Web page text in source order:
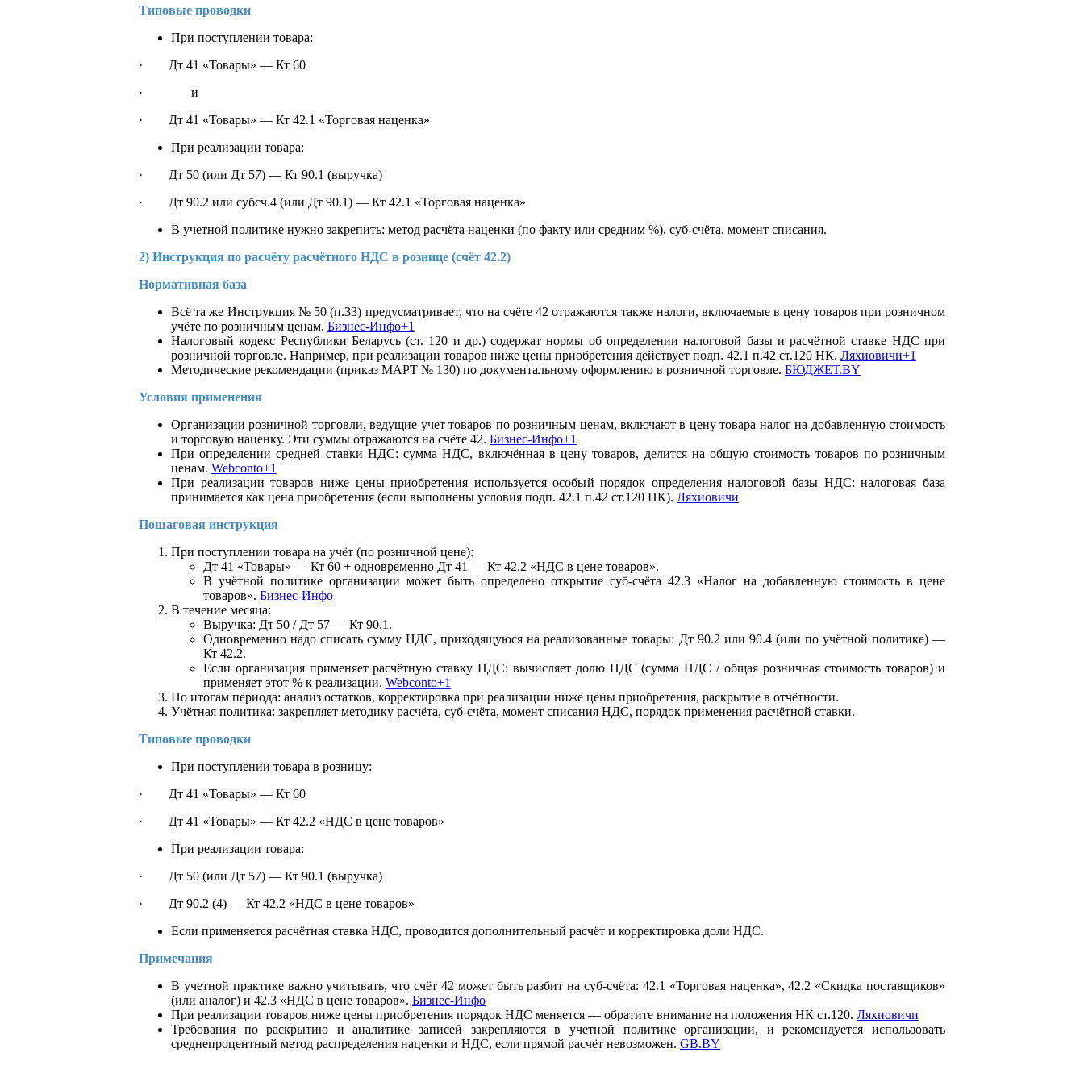
Типовые проводки
При поступлении товара:
· Дт 41 «Товары» — Кт 60
· и
· Дт 41 «Товары» — Кт 42.1 «Торговая наценка»
При реализации товара:
· Дт 50 (или Дт 57) — Кт 90.1 (выручка)
· Дт 90.2 или субсч.4 (или Дт 90.1) — Кт 42.1 «Торговая наценка»
В учетной политике нужно закрепить: метод расчёта наценки (по факту или средним %), суб-счёта, момент списания.
2) Инструкция по расчёту расчётного НДС в рознице (счёт 42.2)
Нормативная база
Всё та же Инструкция № 50 (п.33) предусматривает, что на счёте 42 отражаются также налоги, включаемые в цену товаров при розничном
учёте по розничным ценам. Бизнес-Инфо+1
Налоговый кодекс Республики Беларусь (ст. 120 и др.) содержат нормы об определении налоговой базы и расчётной ставке НДС при
розничной торговле. Например, при реализации товаров ниже цены приобретения действует подп. 42.1 п.42 ст.120 НК. Ляхиовичи+1
Методические рекомендации (приказ МАРТ № 130) по документальному оформлению в розничной торговле. БЮДЖЕТ.BY
Условия применения
Организации розничной торговли, ведущие учет товаров по розничным ценам, включают в цену товара налог на добавленную стоимость
и торговую наценку. Эти суммы отражаются на счёте 42. Бизнес-Инфо+1
При определении средней ставки НДС: сумма НДС, включённая в цену товаров, делится на общую стоимость товаров по розничным
ценам. Webconto+1
При реализации товаров ниже цены приобретения используется особый порядок определения налоговой базы НДС: налоговая база
принимается как цена приобретения (если выполнены условия подп. 42.1 п.42 ст.120 НК). Ляхиовичи
Пошаговая инструкция
При поступлении товара на учёт (по розничной цене):
Дт 41 «Товары» — Кт 60 + одновременно Дт 41 — Кт 42.2 «НДС в цене товаров».
В учётной политике организации может быть определено открытие суб-счёта 42.3 «Налог на добавленную стоимость в цене
товаров». Бизнес-Инфо
В течение месяца:
Выручка: Дт 50 / Дт 57 — Кт 90.1.
Одновременно надо списать сумму НДС, приходящуюся на реализованные товары: Дт 90.2 или 90.4 (или по учётной политике) —
Кт 42.2.
Если организация применяет расчётную ставку НДС: вычисляет долю НДС (сумма НДС / общая розничная стоимость товаров) и
применяет этот % к реализации. Webconto+1
По итогам периода: анализ остатков, корректировка при реализации ниже цены приобретения, раскрытие в отчётности.
Учётная политика: закрепляет методику расчёта, суб-счёта, момент списания НДС, порядок применения расчётной ставки.
Типовые проводки
При поступлении товара в розницу:
· Дт 41 «Товары» — Кт 60
· Дт 41 «Товары» — Кт 42.2 «НДС в цене товаров»
При реализации товара:
· Дт 50 (или Дт 57) — Кт 90.1 (выручка)
· Дт 90.2 (4) — Кт 42.2 «НДС в цене товаров»
Если применяется расчётная ставка НДС, проводится дополнительный расчёт и корректировка доли НДС.
Примечания
В учетной практике важно учитывать, что счёт 42 может быть разбит на суб-счёта: 42.1 «Торговая наценка», 42.2 «Скидка поставщиков»
(или аналог) и 42.3 «НДС в цене товаров». Бизнес-Инфо
При реализации товаров ниже цены приобретения порядок НДС меняется — обратите внимание на положения НК ст.120. Ляхиовичи
Требования по раскрытию и аналитике записей закрепляются в учетной политике организации, и рекомендуется использовать
среднепроцентный метод распределения наценки и НДС, если прямой расчёт невозможен. GB.BY